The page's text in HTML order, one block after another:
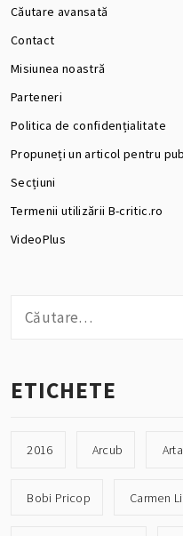
Căutare avansată
Contact
Misiunea noastră
Parteneri
Politica de confidențialitate
Propuneți un articol pentru
Secțiuni
Termenii utilizării B-critic.ro
VideoPlus
după:
ETICHETE
2016 Arcub
Bobi Pricop Carmen